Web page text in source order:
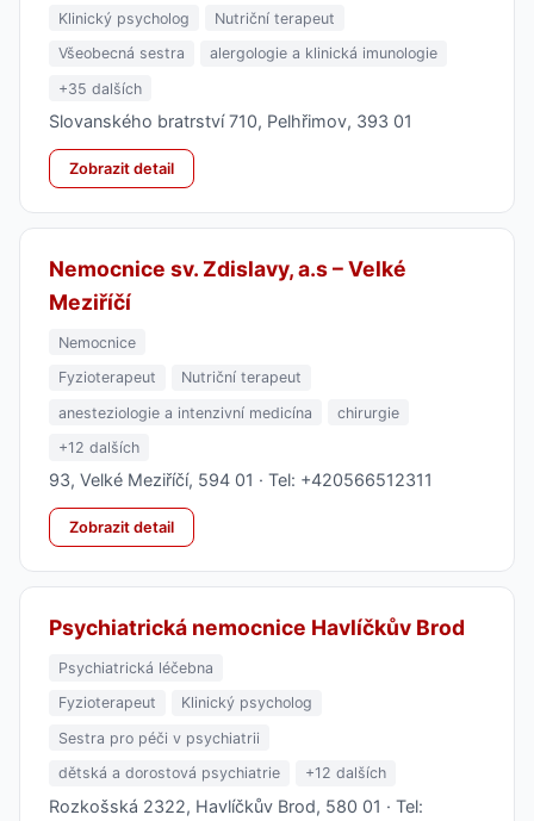
Klinický psycholog
Nutriční terapeut
Všeobecná sestra
alergologie a klinická imunologie
+35 dalších
Slovanského bratrství 710, Pelhřimov, 393 01
Zobrazit detail
Nemocnice sv. Zdislavy, a.s – Velké
Meziříčí
Nemocnice
Fyzioterapeut
Nutriční terapeut
anesteziologie a intenzivní medicína
chirurgie
+12 dalších
93, Velké Meziříčí, 594 01 · Tel: +420566512311
Zobrazit detail
Psychiatrická nemocnice Havlíčkův Brod
Psychiatrická léčebna
Fyzioterapeut
Klinický psycholog
Sestra pro péči v psychiatrii
dětská a dorostová psychiatrie
+12 dalších
Rozkošská 2322, Havlíčkův Brod, 580 01 · Tel: